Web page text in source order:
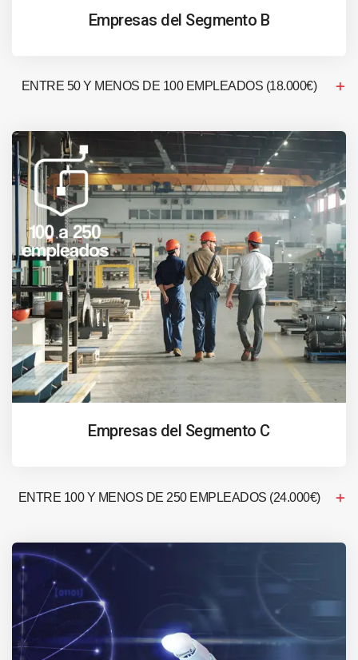
Empresas del Segmento B
ENTRE 50 Y MENOS DE 100 EMPLEADOS (18.000€)
Empresas del Segmento C
ENTRE 100 Y MENOS DE 250 EMPLEADOS (24.000€)